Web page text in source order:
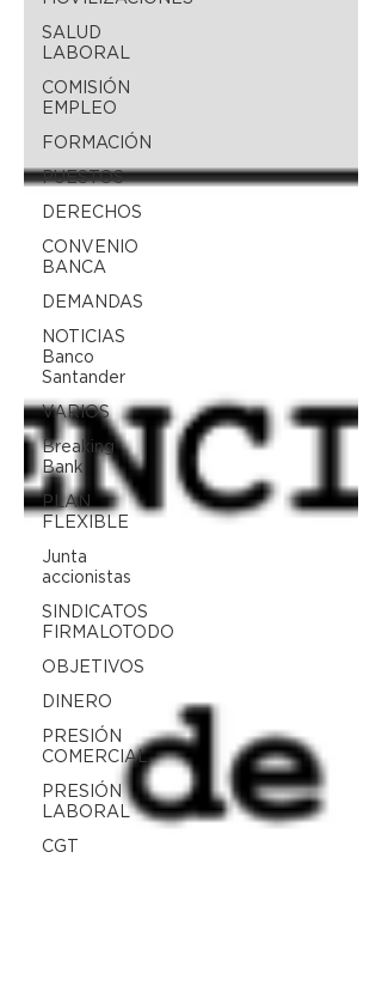
SALUD
LABORAL
COMISIÓN
EMPLEO
FORMACIÓN
PUESTOS
DERECHOS
CONVENIO
BANCA
DEMANDAS
NOTICIAS
Banco
Santander
VARIOS
Breaking
Bank
PLAN
FLEXIBLE
Junta
accionistas
SINDICATOS
FIRMALOTODO
OBJETIVOS
DINERO
PRESIÓN
COMERCIAL
PRESIÓN
LABORAL
CGT